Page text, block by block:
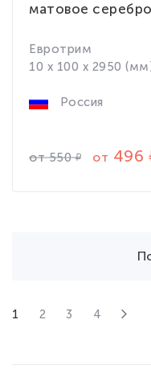
матовое
Евротрим
10 x 100 x 2950
Россия
от550 от 496
1 2 3 4